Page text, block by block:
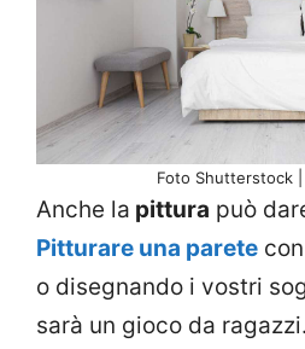
Foto Shutterstock
Anche la pittura può
Pitturare una parete
o disegnando i vostri
sarà un gioco da